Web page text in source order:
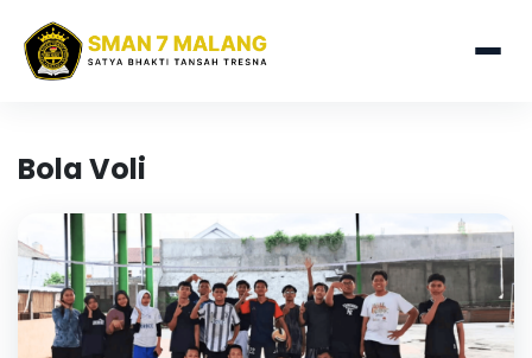
Bola Voli